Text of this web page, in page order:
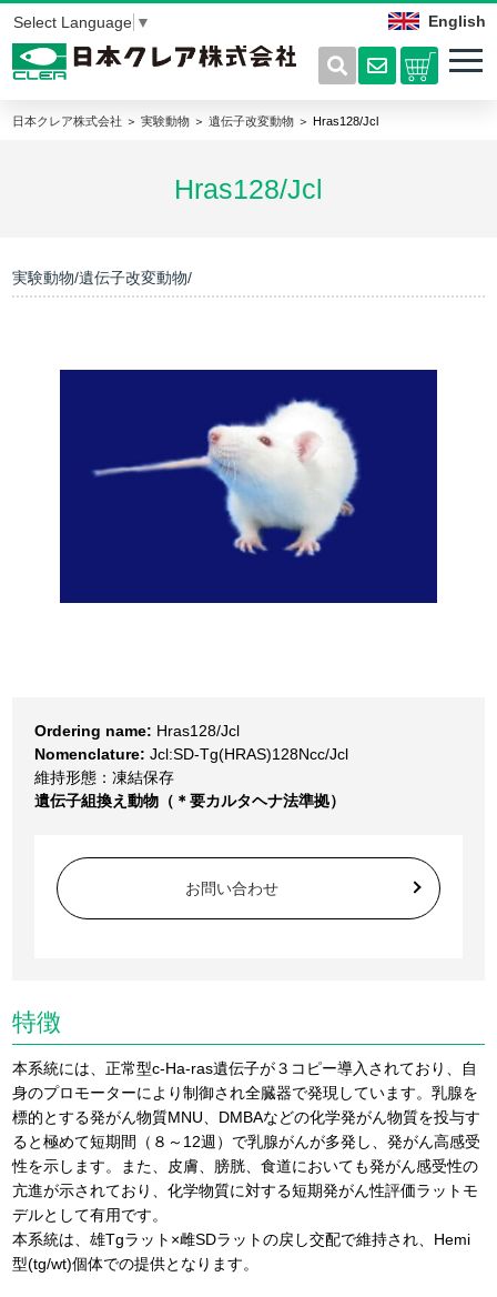
English
Select Language ▼
日本クレア株式会社 ＞実験動物 ＞遺伝子改変動物 ＞ Hras128/Jcl
Hras128/Jcl
実験動物/遺伝子改変動物/
Ordering name: Hras128/Jcl
Nomenclature: Jcl:SD-Tg(HRAS)128Ncc/Jcl
維持形態：凍結保存
遺伝子組換え動物（＊要カルタヘナ法準拠）
お問い合わせ
特徴
本系統には、正常型c-Ha-ras遺伝子が３コピー導入されており、自
身のプロモーターにより制御され全臓器で発現しています。乳腺を
標的とする発がん物質MNU、DMBAなどの化学発がん物質を投与す
ると極めて短期間（８～12週）で乳腺がんが多発し、発がん高感受
性を示します。また、皮膚、膀胱、食道においても発がん感受性の
亢進が示されており、化学物質に対する短期発がん性評価ラットモ
デルとして有用です。
本系統は、雄Tgラット×雌SDラットの戻し交配で維持され、Hemi
型(tg/wt)個体での提供となります。